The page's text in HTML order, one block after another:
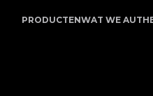
partner voor luxe
PRODUCTENWAT WE